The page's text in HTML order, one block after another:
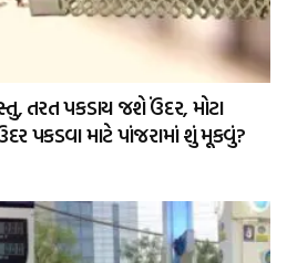
તરત પકડાય જશે ઉંદર, મોટા
પકડવા માટે પાંજરામાં શું મૂકવું?